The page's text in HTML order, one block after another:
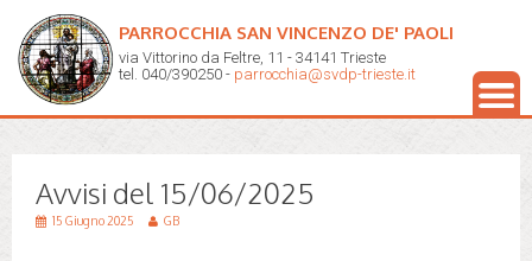
PARROCCHIA SAN VINCENZO DE' PAOLI
via Vittorino da Feltre, 11 - 34141 Trieste
tel. 040/390250 - parrocchia@svdp-trieste.it
Avvisi del 15/06/2025
15 Giugno 2025 GB